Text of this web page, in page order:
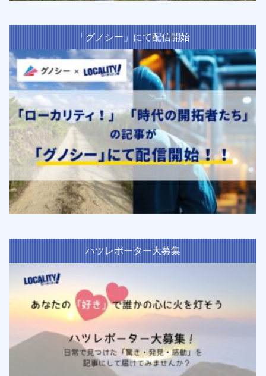
「グノシー」にて配信開始
ハツレポーター大募集